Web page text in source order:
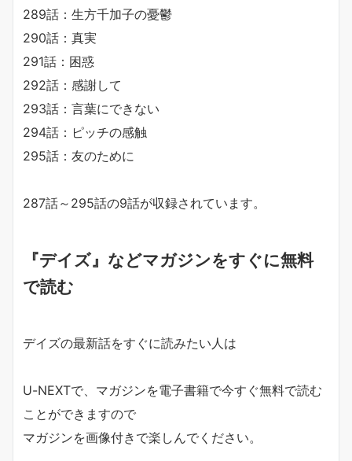
289話：生方千加子の憂鬱
290話：真実
291話：困惑
292話：感謝して
293話：言葉にできない
294話：ピッチの感触
295話：友のために
287話～295話の9話が収録されています。
『デイズ』などマガジンをすぐに無料
で読む
デイズの最新話をすぐに読みたい人は
U-NEXTで、マガジンを電子書籍で今すぐ無料で読む
ことができますので
マガジンを画像付きで楽しんでください。